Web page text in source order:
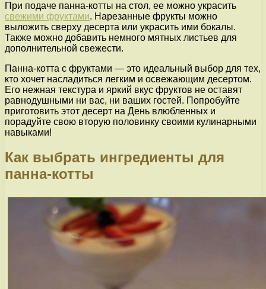
При подаче панна-котты на стол, ее можно украсить
свежими фруктами. Нарезанные фрукты можно
выложить сверху десерта или украсить ими бокалы.
Также можно добавить немного мятных листьев для
дополнительной свежести.
Панна-котта с фруктами — это идеальный выбор для тех,
кто хочет насладиться легким и освежающим десертом.
Его нежная текстура и яркий вкус фруктов не оставят
равнодушными ни вас, ни ваших гостей. Попробуйте
приготовить этот десерт на День влюбленных и
порадуйте свою вторую половинку своими кулинарными
навыками!
Как выбрать ингредиенты для
панна-котты